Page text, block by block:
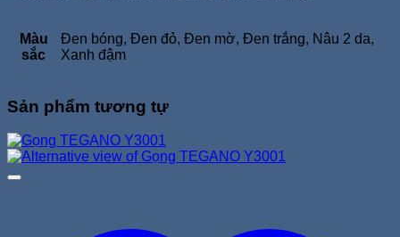
Màu
sắc
Đen bóng, Đen đỏ, Đen mờ, Đen trắng, Nâu 2 da,
Xanh đậm
Sản phẩm tương tự